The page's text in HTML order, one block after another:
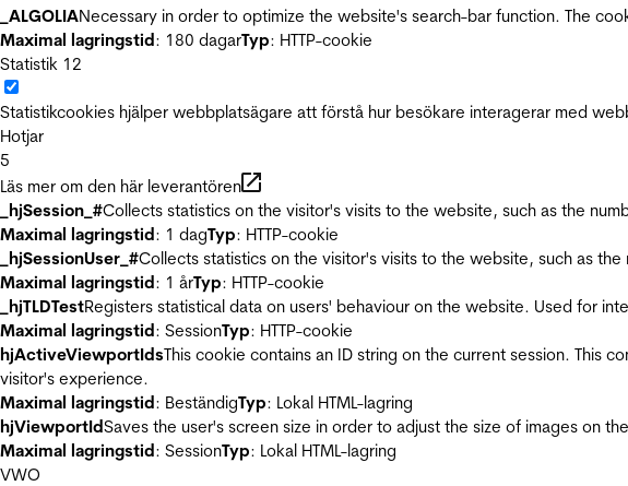
_ALGOLIANecessary in order to optimize the website's search-bar function. The
Maximal lagringstid: 180 dagarTyp: HTTP-cookie
Statistik 12
Statistikcookies hjälper webbplatsägare att förstå hur besökare interagerar med
Hotjar
5
Läs mer om den här leverantören
_hjSession_#Collects statistics on the visitor's visits to the website, such as the
Maximal lagringstid: 1 dagTyp: HTTP-cookie
_hjSessionUser_#Collects statistics on the visitor's visits to the website, such as
Maximal lagringstid: 1 årTyp: HTTP-cookie
_hjTLDTestRegisters statistical data on users' behaviour on the website. Used for
Maximal lagringstid: SessionTyp: HTTP-cookie
hjActiveViewportIdsThis cookie contains an ID string on the current session. This
visitor's experience.
Maximal lagringstid: BeständigTyp: Lokal HTML-lagring
hjViewportIdSaves the user's screen size in order to adjust the size of images on
Maximal lagringstid: SessionTyp: Lokal HTML-lagring
VWO